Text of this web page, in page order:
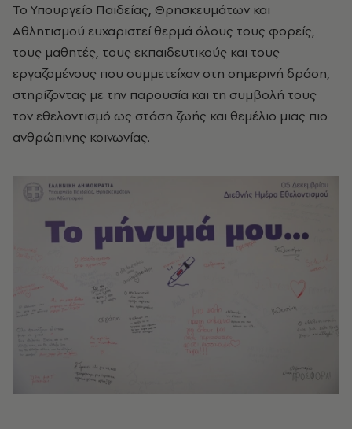
Το Υπουργείο Παιδείας, Θρησκευμάτων και
Αθλητισμού ευχαριστεί θερμά όλους τους φορείς,
τους μαθητές, τους εκπαιδευτικούς και τους
εργαζομένους που συμμετείχαν στη σημερινή δράση,
στηρίζοντας με την παρουσία και τη συμβολή τους
τον εθελοντισμό ως στάση ζωής και θεμέλιο μιας πιο
ανθρώπινης κοινωνίας.